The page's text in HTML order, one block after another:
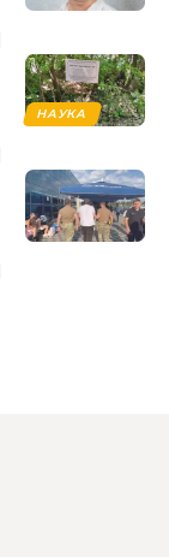
НАУКА